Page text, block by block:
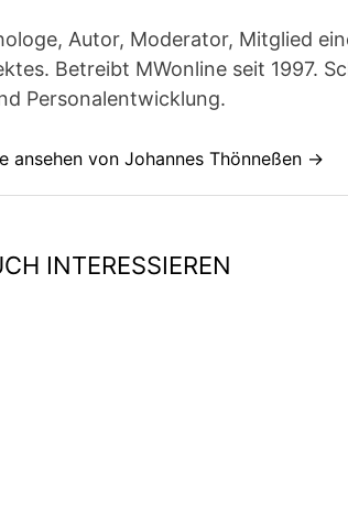
Autor, Moderator, Mitglied
Betreibt MWonline seit 1997.
Personalentwicklung.
ansehen von Johannes Thönneßen →
INTERESSIEREN